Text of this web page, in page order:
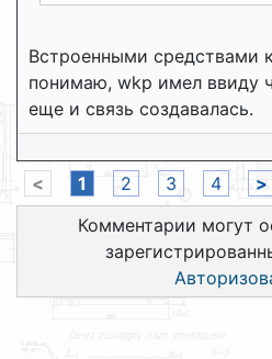
Встроенными средствами
понимаю, wkp имел ввиду
еще и связь создавалась.
< 1 2 3 4
>
Комментарии могут